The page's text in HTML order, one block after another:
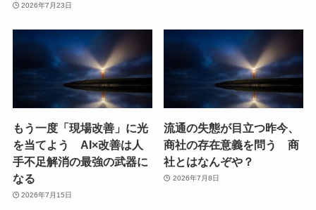
2026年7月23日
もう一度「現場改善」に光
を当てよう AI×改善は人
手不足解消の最強の武器に
なる
2026年7月15日
流通の失態が目立つ昨今、
商社の存在意義を問う 商
社とはなんぞや？
2026年7月8日